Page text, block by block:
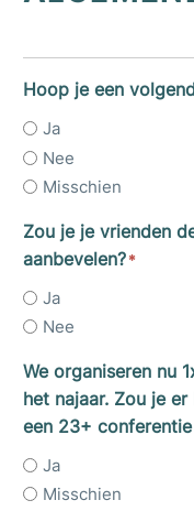
Hoop je een
Ja
Nee
Misschien
Zou je je vrienden
aanbevelen?*
Ja
Nee
We organiseren nu
het najaar. Zou je
een 23+
Ja
Misschien